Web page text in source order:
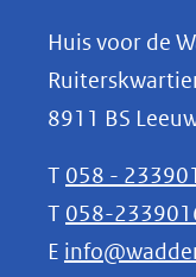
naar
een
Huis voor de
8911 BS
T 058 -
T 058-
E